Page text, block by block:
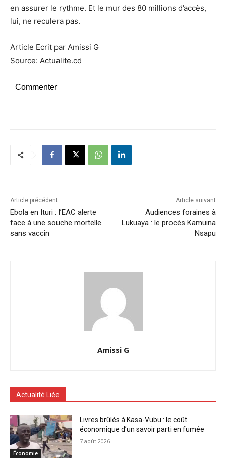
en assurer le rythme. Et le mur des 80 millions d’accès,
lui, ne reculera pas.
Article Ecrit par Amissi G
Source: Actualite.cd
Commenter
Article précédent
Ebola en Ituri : l’EAC alerte
face à une souche mortelle
sans vaccin
Article suivant
Audiences foraines à
Lukuaya : le procès Kamuina
Nsapu
Amissi G
Actualité Liée
Économie
Livres brûlés à Kasa-Vubu : le coût
économique d’un savoir parti en fumée
7 août 2026